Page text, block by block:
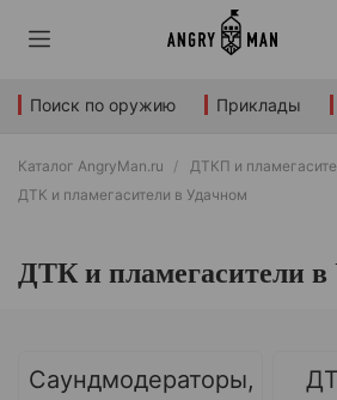
Поиск по оружию Приклады
Каталог AngryMan.ru
ДТКП и
ДТК и пламегасители в Удачном
ДТК и пламегасители
Саундмодераторы,